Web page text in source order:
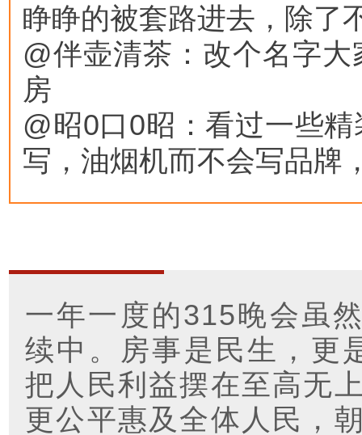
睁睁的被套路进去，除了
@伴壶清茶：改个名字
房
@昭0口0昭：看过一些
写，油烟机而不会写品牌
一年一度的315晚会虽
续中。房事是民生，更
把人民利益摆在至高无
更公平惠及全体人民，